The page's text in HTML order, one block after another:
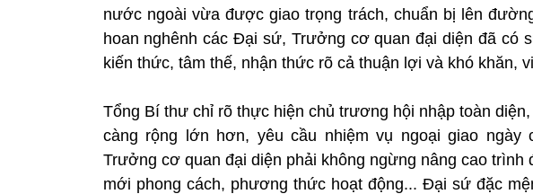
nước ngoài vừa được giao trọng trách, chuẩn bị lên
hoan nghênh các Đại sứ, Trưởng cơ quan đại diện đã có
kiến thức, tâm thế, nhận thức rõ cả thuận lợi và khó khăn,
Tổng Bí thư chỉ rõ thực hiện chủ trương hội nhập toàn
càng rộng lớn hơn, yêu cầu nhiệm vụ ngoại giao
Trưởng cơ quan đại diện phải không ngừng nâng cao trình
mới phong cách, phương thức hoạt động... Đại sứ đặc